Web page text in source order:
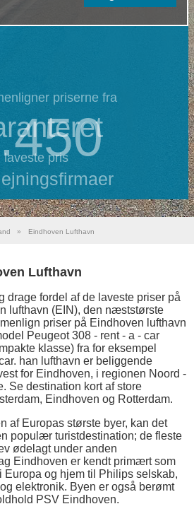
priserne fra
laveste pris
» Eindhoven Lufthavn
Lufthavn
drage fordel af de laveste priser på
lufthavn (EIN), den næststørste
priser på Eindhoven lufthavn
Peugeot 308 - rent - a - car
klasse) fra for eksempel
han lufthavn er beliggende
for Eindhoven, i regionen Noord -
Se destination kort af store
Eindhoven og Rotterdam.
af Europas største byer, kan det
populær turistdestination; de fleste
ødelagt under anden
Eindhoven er kendt primært som
Europa og hjem til Philips selskab,
elektronik. Byen er også berømt
PSV Eindhoven.